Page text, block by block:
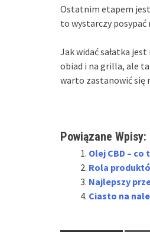
Ostatnim etapem jest
to wystarczy posypać
Jak widać sałatka
obiad i na grilla, ale
warto zastanowić się
Powiązane Wpisy:
Olej CBD –
Rola
Najlepszy
Ciasto na